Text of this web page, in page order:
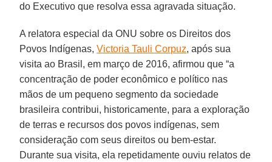
do Executivo que resolva essa agravada situação.
A relatora especial da ONU sobre os Direitos dos
Povos Indígenas,Victoria Tauli Corpuz, após sua
visita ao Brasil, em março de 2016, afirmou que “a
concentração de poder econômico e político nas
mãos de um pequeno segmento da sociedade
brasileira contribui, historicamente, para a exploração
de terras e recursos dos povos indígenas, sem
consideração com seus direitos ou bem-estar.
Durante sua visita, ela repetidamente ouviu relatos de